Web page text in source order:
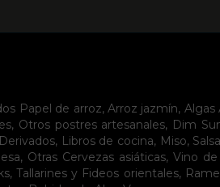
Papel de arroz, Arroz jazmín, Algas
, Otros postres artesanales, Dim
, Libros de cocina, Miso,
, Otras Cervezas asiáticas, Vino de
,Tallarines y Fideos orientales,